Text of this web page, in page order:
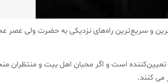
و سریع‌ترین راه‌های نزدیکی به حضرت ولی عصر
است و اگر محبان اهل بیت و منتظران
می کنند.